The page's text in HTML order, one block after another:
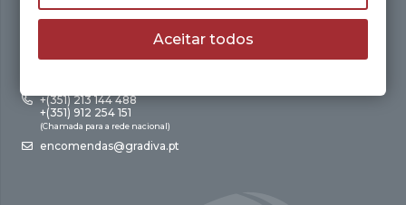
+(351) 213 144 488
+(351) 912 254 151
(Chamada para a rede nacional)
encomendas@gradiva.pt
Aceitar todos